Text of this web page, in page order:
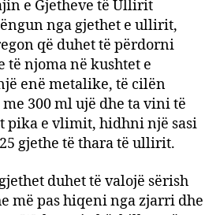
e Gjetheve të Ullirit
nga gjethet e ullirit,
që duhet të përdorni
të njoma në kushtet e
enë metalike, të cilën
300 ml ujë dhe ta vini të
pika e vlimit, hidhni një sasi
gjethe të thara të ullirit.
duhet të valojë sërish
më pas hiqeni nga zjarri dhe